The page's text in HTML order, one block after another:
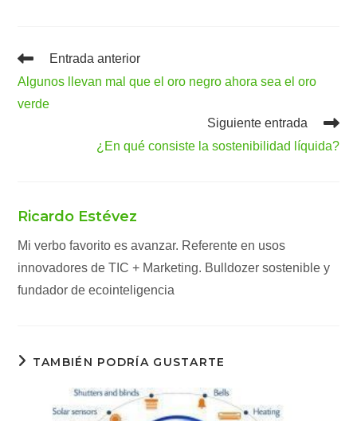
Leer
artículos
Entrada anterior
Algunos llevan mal que el oro negro ahora sea el oro
verde
Siguiente entrada
¿En qué consiste la sostenibilidad líquida?
Ricardo Estévez
Mi verbo favorito es avanzar. Referente en usos
innovadores de TIC + Marketing. Bulldozer sostenible y
fundador de ecointeligencia
TAMBIÉN PODRÍA GUSTARTE